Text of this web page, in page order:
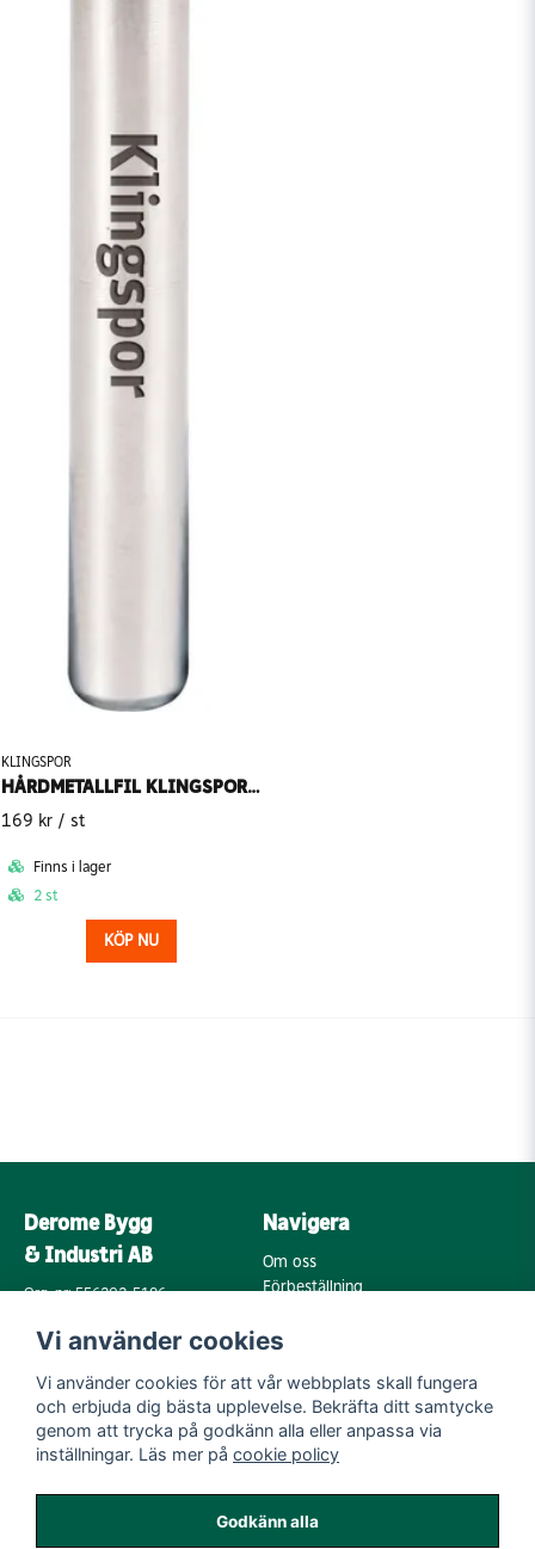
KLINGSPOR
HÅRDMETALLFIL KLINGSPOR HF 100 D KULFORMIG
169 kr / st
Finns i lager
2 st
KÖP NU
Derome Bygg
& Industri AB
Org. nr: 556202-5196
43248 Varberg
Kontakta oss
Mail:
byggoutlet@support.derome.se
Navigera
Om oss
Förbeställning
Köpvillkor
Integritetspolicy
Cookies
Vi använder cookies
Vi använder cookies för att vår webbplats skall fungera
och erbjuda dig bästa upplevelse. Bekräfta ditt samtycke
genom att trycka på godkänn alla eller anpassa via
inställningar. Läs mer på cookie policy
Godkänn alla